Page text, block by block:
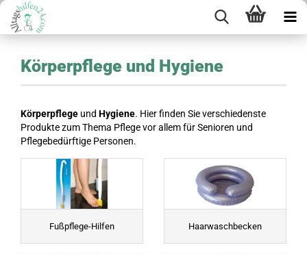
Körperpflege und Hygiene
Körperpflege und Hygiene. Hier finden Sie verschiedenste
Produkte zum Thema Pflege vor allem für Senioren und
Pflegebedürftige Personen.
Fußpflege-Hilfen Haarwaschbecken